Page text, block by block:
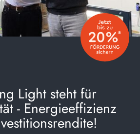
Light steht für
- Energieeffizienz